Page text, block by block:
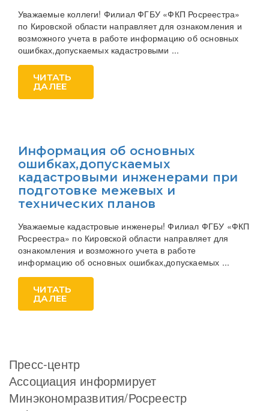
Уважаемые коллеги! Филиал ФГБУ «ФКП Росреестра»
по Кировской области направляет для ознакомления и
возможного учета в работе информацию об основных
ошибках,допускаемых кадастровыми ...
ЧИТАТЬ
ДАЛЕЕ
Информация об основных
ошибках,допускаемых
кадастровыми инженерами при
подготовке межевых и
технических планов
Уважаемые кадастровые инженеры! Филиал ФГБУ «ФКП
Росреестра» по Кировской области направляет для
ознакомления и возможного учета в работе
информацию об основных ошибках,допускаемых ...
ЧИТАТЬ
ДАЛЕЕ
Пресс-центр
Ассоциация информирует
Минэкономразвития/Росреестр